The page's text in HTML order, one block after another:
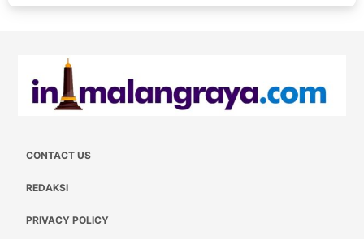
CONTACT US
REDAKSI
PRIVACY POLICY